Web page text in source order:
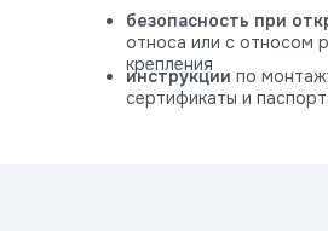
безопасность при
относа или с относом
крепления
инструкции по
сертификаты и